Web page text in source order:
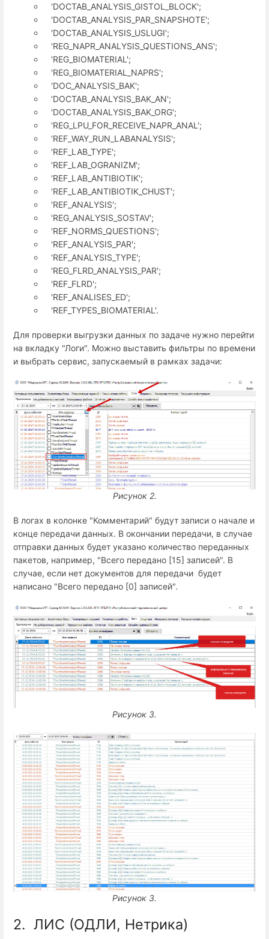
'DOCTAB_ANALYSIS_GISTOL_BLOCK';
'DOCTAB_ANALYSIS_PAR_SNAPSHOTE';
'DOCTAB_ANALYSIS_USLUGI';
'REG_NAPR_ANALYSIS_QUESTIONS_ANS';
'REG_BIOMATERIAL';
'REG_BIOMATERIAL_NAPRS';
'DOC_ANALYSIS_BAK';
'DOCTAB_ANALYSIS_BAK_AN';
'DOCTAB_ANALYSIS_BAK_ORG';
'REG_LPU_FOR_RECEIVE_NAPR_ANAL';
'REF_WAY_RUN_LABANALYSIS';
'REF_LAB_TYPE';
'REF_LAB_OGRANIZM';
'REF_LAB_ANTIBIOTIK';
'REF_LAB_ANTIBIOTIK_CHUST';
'REF_ANALYSIS';
'REG_ANALYSIS_SOSTAV';
'REF_NORMS_QUESTIONS';
'REF_ANALYSIS_PAR';
'REF_ANALYSIS_TYPE';
'REG_FLRD_ANALYSIS_PAR';
'REF_FLRD';
'REF_ANALISES_ED';
'REF_TYPES_BIOMATERIAL'.
Для проверки выгрузки данных по задаче нужно перейти
на вкладку "Логи". Можно выставить фильтры по времени
и выбрать сервис, запускаемый в рамках задачи:
Рисунок 2.
В логах в колонке "Комментарий" будут записи о начале и
конце передачи данных. В окончании передачи, в случае
отправки данных будет указано количество переданных
пакетов, например, "Всего передано [15] записей". В
случае, если нет документов для передачи будет
написано "Всего передано [0] записей".
Рисунок 3.
Рисунок 3.
2. ЛИС (ОДЛИ, Нетрика)